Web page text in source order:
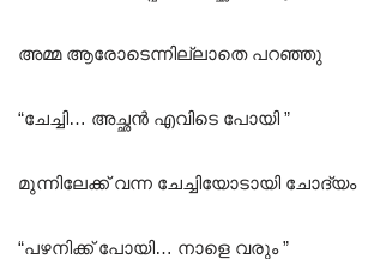
അമ്മ ആരോടെന്നില്ലാതെ പറഞ്ഞു
“ചേച്ചി… അച്ഛൻ എവിടെ പോയി ”
മുന്നിലേക്ക് വന്ന ചേച്ചിയോടായി ചോദ്യം
“പഴനിക്ക് പോയി… നാളെ വരും ”